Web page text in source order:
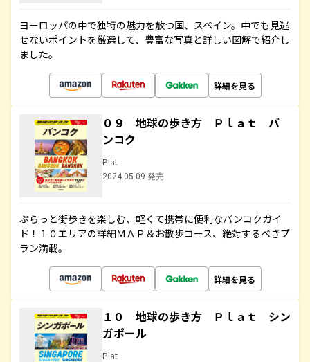
ヨーロッパの中で独特の魅力を放つ国、スペイン。中でも見逃
せないポイントを厳選して、豊富な写真と詳しい図解で紹介し
ました。
詳細を見る
０９ 地球の歩き方 Ｐｌａｔ バ
ンコク
Plat
2024.05.09 発売
ぷらっと街歩きを楽しむ、軽くて携帯に便利なバンコクガイ
ド！１０エリアの詳細ＭＡＰ＆お散歩コース、絶対するべきプ
ラン満載。
詳細を見る
１０ 地球の歩き方 Ｐｌａｔ シン
ガポール
Plat